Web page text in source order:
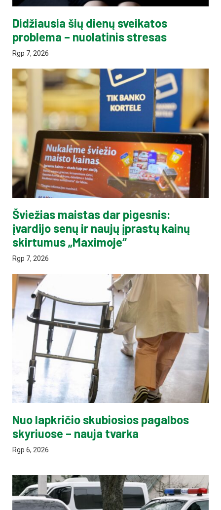
Didžiausia šių dienų sveikatos
problema – nuolatinis stresas
Rgp 7, 2026
Šviežias maistas dar pigesnis:
įvardijo senų ir naujų įprastų kainų
skirtumus „Maximoje“
Rgp 7, 2026
Nuo lapkričio skubiosios pagalbos
skyriuose – nauja tvarka
Rgp 6, 2026